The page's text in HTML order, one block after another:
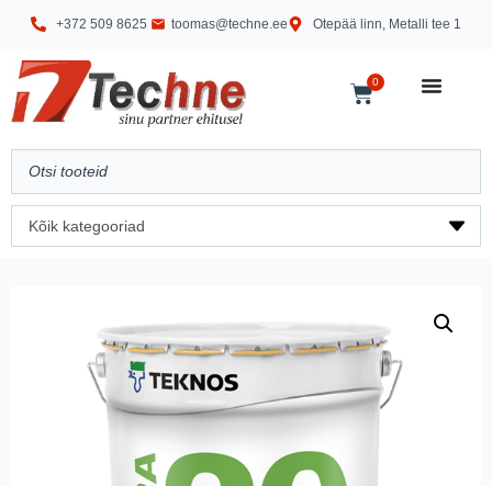
+372 509 8625 toomas@techne.ee Otepää linn, Metalli tee 1
0